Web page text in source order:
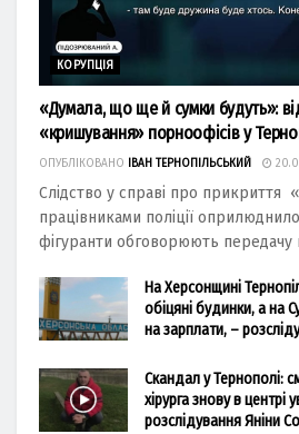
КОРУПЦІЯ
«Думала, що ще й сумки будуть»:
«кришування» порноофісів у
ОПУБЛІКОВАНО ІВАН ТЕРНОПІЛЬСЬКИЙ
Слідство у справі про прикриття
працівниками поліції
фігуранти обговорюють передачу
На Херсонщині
обіцяні будинки, а на
на зарплати, –
Скандал у Тернополі:
хірурга знову в центрі
розслідування Яніни